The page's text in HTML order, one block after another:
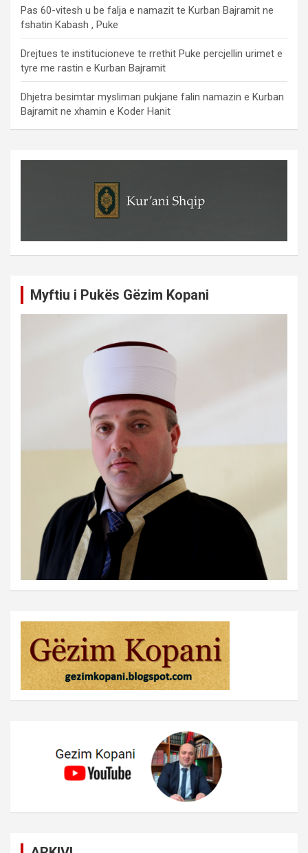
Pas 60-vitesh u be falja e namazit te Kurban Bajramit ne
fshatin Kabash , Puke
Drejtues te institucioneve te rrethit Puke percjellin urimet e
tyre me rastin e Kurban Bajramit
Dhjetra besimtar mysliman pukjane falin namazin e Kurban
Bajramit ne xhamin e Koder Hanit
Myftiu i Pukës Gëzim Kopani